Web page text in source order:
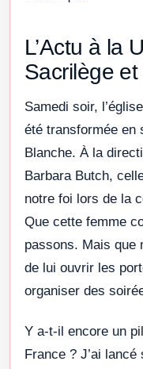
L’Actu à la
Sacrilège
Samedi soir,
été transformée en
Blanche. À la
Barbara Butch,
notre foi lors de la
Que cette femme
passons. Mais que
de lui ouvrir les
organiser des
Y a-t-il encore un
France ? J’ai